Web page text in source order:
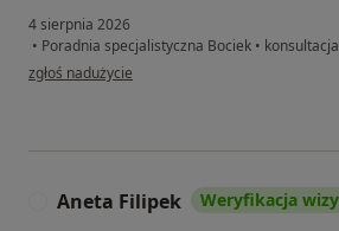
4 sierpnia 2026
• Poradnia specjalistyczna Bociek •
w opinii użytkownika Małgorzata
zgłoś nadużycie
Aneta Filipek Weryfikacja